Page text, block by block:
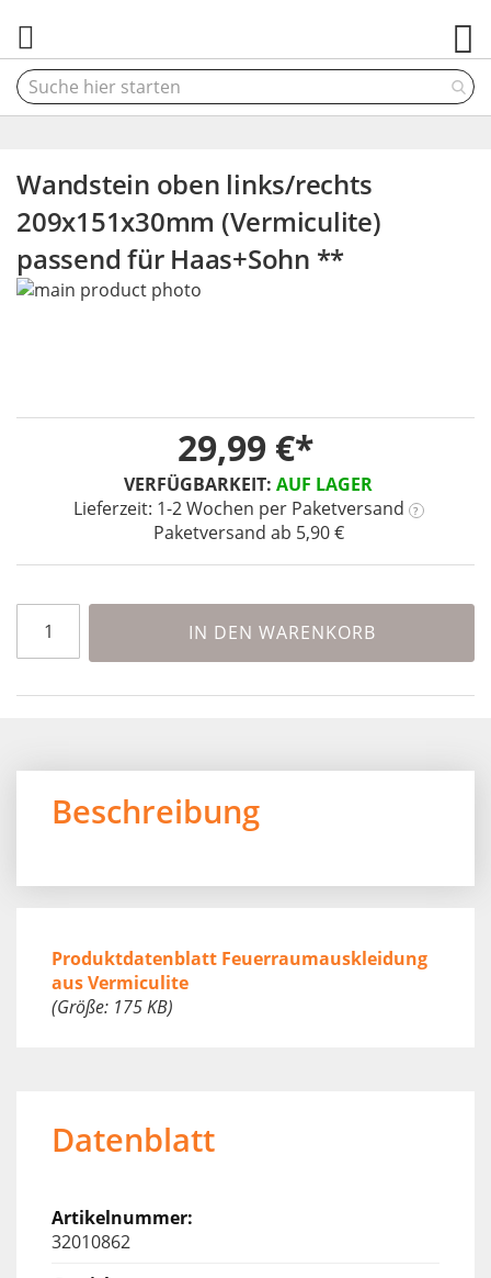
Wandstein oben links/rechts
209x151x30mm (Vermiculite)
passend für Haas+Sohn **
VERFÜGBARKEIT: AUF LAGER
Lieferzeit: 1-2 Wochen per Paketversand ?
Paketversand ab 5,90 €
29,99 €
IN DEN WARENKORB
Skip
beginning
images
Beschreibung
Produktdatenblatt Feuerraumauskleidung
aus Vermiculite
(Größe: 175 KB)
Datenblatt
32010862